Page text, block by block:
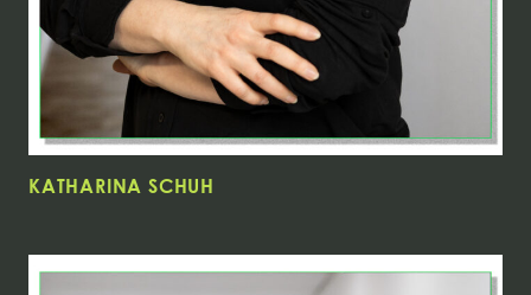
KATHARINA SCHUH